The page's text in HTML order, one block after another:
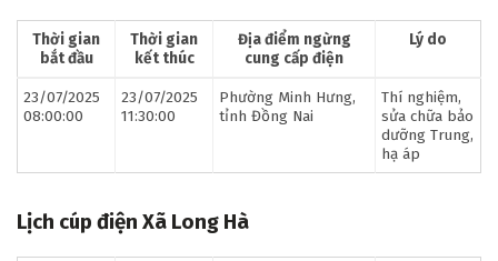
Thời gian
bắt đầu
Thời gian
kết thúc
Địa điểm ngừng
cung cấp điện
Lý do
23/07/2025
08:00:00
23/07/2025
11:30:00
Phường Minh Hưng,
tỉnh Đồng Nai
Thí nghiệm,
sửa chữa bảo
dưỡng Trung,
hạ áp
Lịch cúp điện Xã Long Hà